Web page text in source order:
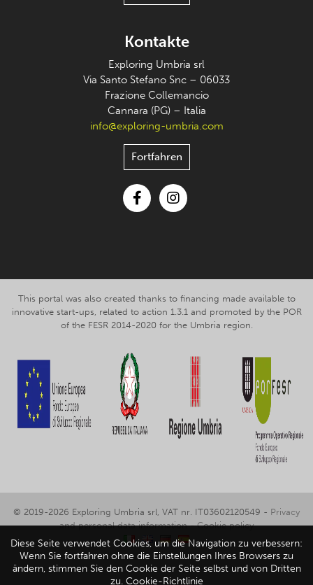
Kontakte
Exploring Umbria srl
Via Santo Stefano Snc – 06033
Frazione Collemancio
Cannara (PG) – Italia
info@exploring-umbria.com
Fortfahren
This portal was also created thanks to financing made available to
innovative start-ups, related to action 1.3.1 and promoted by the POR
of the FESR 2014-2020 for the Umbria region.
© 2019-2026 Exploring Umbria srl, VAT nr. IT03602120549 - Privacy
and personal data information-Cookie policy
Diese Seite verwendet Cookies, um die Navigation zu verbessern:
Wenn Sie fortfahren ohne die Einstellungen Ihres Browsers zu
ändern, stimmen Sie den Cookie der Seite selbst und von Dritten
zu. Cookie-Richtlinie